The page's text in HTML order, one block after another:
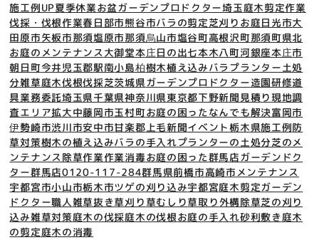
施工例UP夏季休業お盆ガーデンプロドクター埼玉庭木剪定作業
伐採・伐根作業春日部市熊谷市バラの剪定芝刈り お庭日光市大
田原市矢板市那須塩原市那須烏山市塩谷町高根沢町那須町県北
お庭のメンテナンス 大御堂本庄日の出七本木八町河銀座本庄市
朝日町今井児玉郡駅南小島柏樹木植え込みバラプランター土処
分雑草庭木伐根伐採芝茨城県ガーデンプロドクター造園研修道
具業務委託埼玉県千葉県神奈川県東京都下野新聞見積り現地調
査エリア拡大中藤岡市玉村町お庭の困ったなんでも解決富岡市
伊勢崎市渋川市安中市甘楽郡上毛新聞イベント栃木県施工例防
草対策樹木の植え込みバラの手入れプランターの土処分芝のメ
ンテナンス 除草作業作業消毒お庭の困った群馬店ガーデンドク
ター群馬店0120-117-284群馬県前橋市高崎市 メンテナンス
宇都宮市小山市栃木市ツゲの刈り込み宇都宮庭木剪定ガーデン
ドクター職人雑草抜き草刈り 草むしり草取り 外構除草芝の刈り
込み雑草対策庭木の伐採庭木の伐根お庭の手入れ砂利敷き庭木
の剪定庭木の消毒